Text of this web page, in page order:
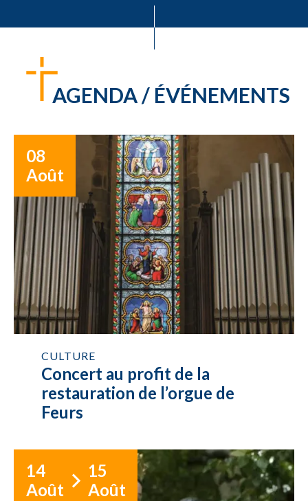
AGENDA / ÉVÉNEMENTS
08
Août
CULTURE
Concert au profit de la
restauration de l’orgue de
Feurs
14
Août
15
Août